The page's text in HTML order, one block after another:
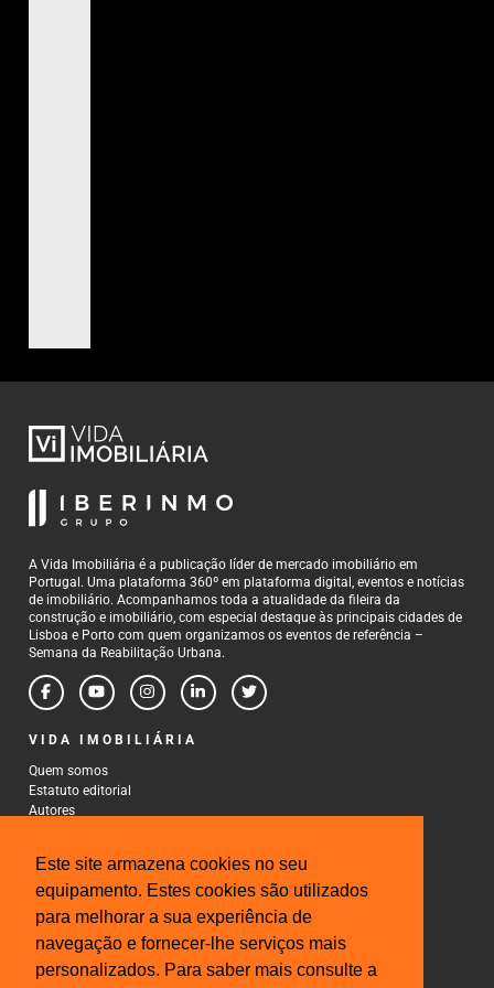
Este site armazena cookies no seu
equipamento. Estes cookies são utilizados
para melhorar a sua experiência de
navegação e fornecer-lhe serviços mais
personalizados. Para saber mais consulte a
A Vida Imobiliária é a publicação líder de mercado imobiliário em
Portugal. Uma plataforma 360º em plataforma digital, eventos e notícias
de imobiliário. Acompanhamos toda a atualidade da fileira da
construção e imobiliário, com especial destaque às principais cidades de
Lisboa e Porto com quem organizamos os eventos de referência –
Semana da Reabilitação Urbana.
VIDA IMOBILIÁRIA
Quem somos
Estatuto editorial
Autores
CONTACTOS
Rua Gonçalo Cristovão, 185 - 6º
4000-269 Porto
Tel: 222 085 009
Fax: 222 085 010